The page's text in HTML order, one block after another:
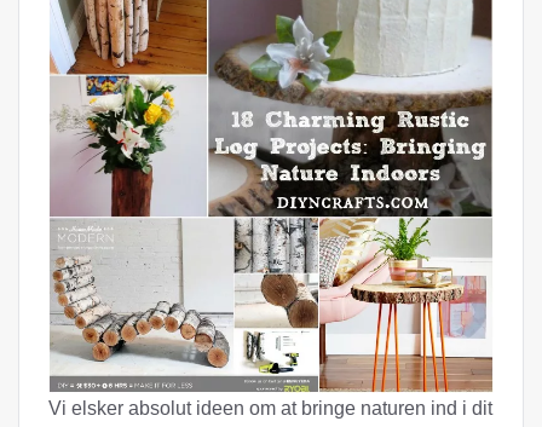
Vi elsker absolut ideen om at bringe naturen ind i dit